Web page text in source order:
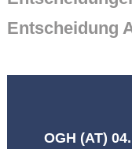
Normtexte
Rechtsprechung
Entscheidung
OGH (AT)